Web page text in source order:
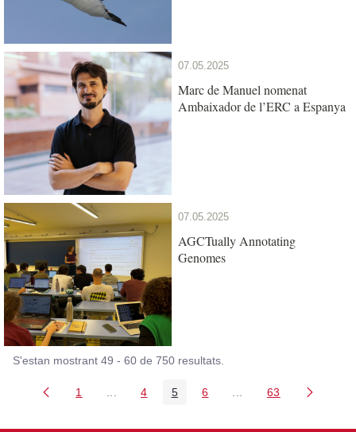
07.05.2025
Marc de Manuel nomenat
Ambaixador de l’ERC a Espanya
07.05.2025
AGCTually Annotating
Genomes
S'estan mostrant 49 - 60 de 750 resultats.
Pàgina
1 Pàgines intermèdies Utilitzeu TAB per
Pàgina
4 Pàgina
5 Pàgina
6 Pàgines intermèdies
Pàgina
63